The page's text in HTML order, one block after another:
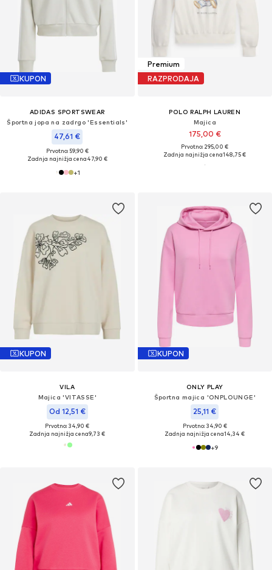
KUPON
ADIDAS SPORTSWEAR
Športna jopa na zadrgo 'Essentials'
47,61 €
Prvotno: 59,90 €
Zadnja najnižja cena47,90 €
+1
Premium
RAZPRODAJA
POLO RALPH LAUREN
Majica
175,00 €
Prvotno: 295,00 €
Zadnja najnižja cena148,75 €
KUPON
VILA
Majica 'VITASSE'
Od 12,51 €
Prvotno: 34,90 €
Zadnja najnižja cena9,73 €
KUPON
ONLY PLAY
Športna majica 'ONPLOUNGE'
25,11 €
Prvotno: 34,90 €
Zadnja najnižja cena14,34 €
+9